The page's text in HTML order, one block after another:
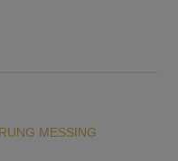
MESSING